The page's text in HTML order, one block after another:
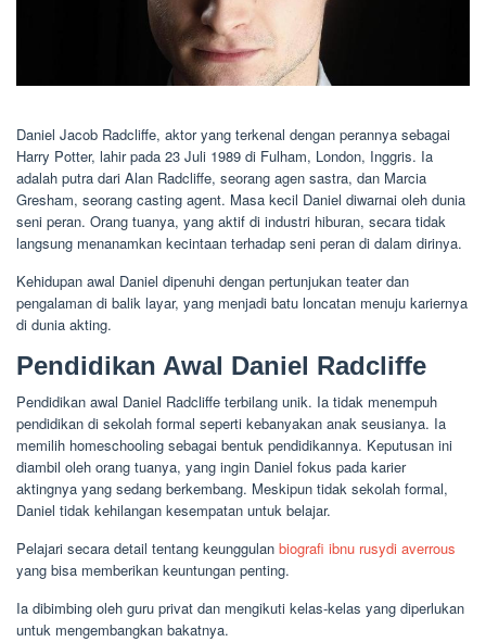
Daniel Jacob Radcliffe, aktor yang terkenal dengan perannya sebagai
Harry Potter, lahir pada 23 Juli 1989 di Fulham, London, Inggris. Ia
adalah putra dari Alan Radcliffe, seorang agen sastra, dan Marcia
Gresham, seorang casting agent. Masa kecil Daniel diwarnai oleh dunia
seni peran. Orang tuanya, yang aktif di industri hiburan, secara tidak
langsung menanamkan kecintaan terhadap seni peran di dalam dirinya.
Kehidupan awal Daniel dipenuhi dengan pertunjukan teater dan
pengalaman di balik layar, yang menjadi batu loncatan menuju kariernya
di dunia akting.
Pendidikan Awal Daniel Radcliffe
Pendidikan awal Daniel Radcliffe terbilang unik. Ia tidak menempuh
pendidikan di sekolah formal seperti kebanyakan anak seusianya. Ia
memilih homeschooling sebagai bentuk pendidikannya. Keputusan ini
diambil oleh orang tuanya, yang ingin Daniel fokus pada karier
aktingnya yang sedang berkembang. Meskipun tidak sekolah formal,
Daniel tidak kehilangan kesempatan untuk belajar.
Pelajari secara detail tentang keunggulan biografi ibnu rusydi averrous
yang bisa memberikan keuntungan penting.
Ia dibimbing oleh guru privat dan mengikuti kelas-kelas yang diperlukan
untuk mengembangkan bakatnya.